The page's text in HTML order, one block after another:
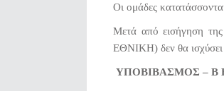
Οι ομάδες
Μετά από εισήγηση
ΕΘΝΙΚΗ) δεν θα ισχύσει
ΥΠΟΒΙΒΑΣΜΟΣ – Β